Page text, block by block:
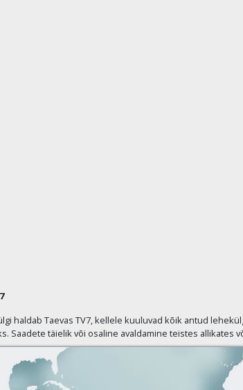
haldab Taevas TV7, kellele kuuluvad kõik antud
Saadete täielik või osaline avaldamine teistes allikates